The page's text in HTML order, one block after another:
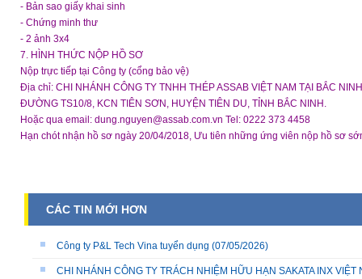
- Bản sao giấy khai sinh
- Chứng minh thư
- 2 ảnh 3x4
7. HÌNH THỨC NỘP HỒ SƠ
Nộp trực tiếp tại Công ty (cổng bảo vệ)
Địa chỉ: CHI NHÁNH CÔNG TY TNHH THÉP ASSAB VIỆT NAM TẠI BẮC NINH
ĐƯỜNG TS10/8, KCN TIÊN SƠN, HUYỆN TIÊN DU, TỈNH BẮC NINH.
Hoặc qua email: dung.nguyen@assab.com.vn Tel: 0222 373 4458
Hạn chót nhận hồ sơ ngày 20/04/2018, Ưu tiên những ứng viên
CÁC TIN MỚI HƠN
Công ty P&L Tech Vina tuyển dụng (07/05/2026)
CHI NHÁNH CÔNG TY TRÁCH NHIỆM HỮU HẠN SAKATA INX